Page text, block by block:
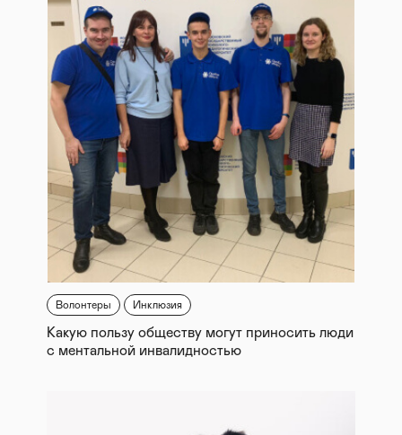
Волонтеры Инклюзия
Какую пользу обществу могут приносить люди
с ментальной инвалидностью